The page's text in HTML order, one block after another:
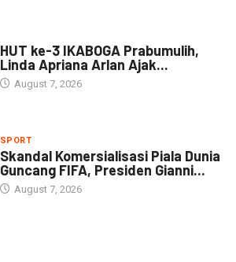
HUT ke-3 IKABOGA Prabumulih,
Linda Apriana Arlan Ajak...
August 7, 2026
SPORT
Skandal Komersialisasi Piala Dunia
Guncang FIFA, Presiden Gianni...
August 7, 2026